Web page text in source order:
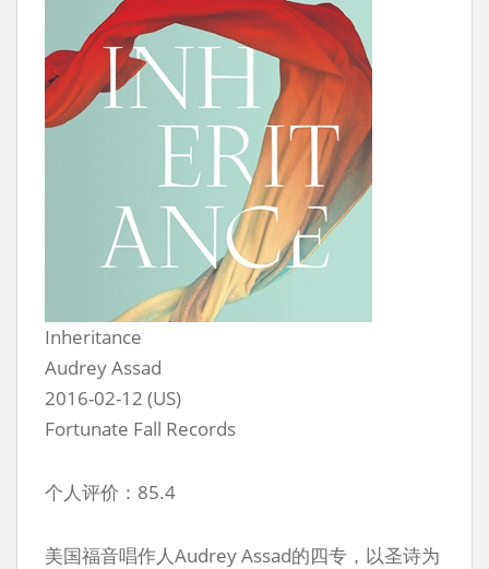
Inheritance
Audrey Assad
2016-02-12 (US)
Fortunate Fall Records
个人评价：85.4
美国福音唱作人Audrey Assad的四专，以圣诗为